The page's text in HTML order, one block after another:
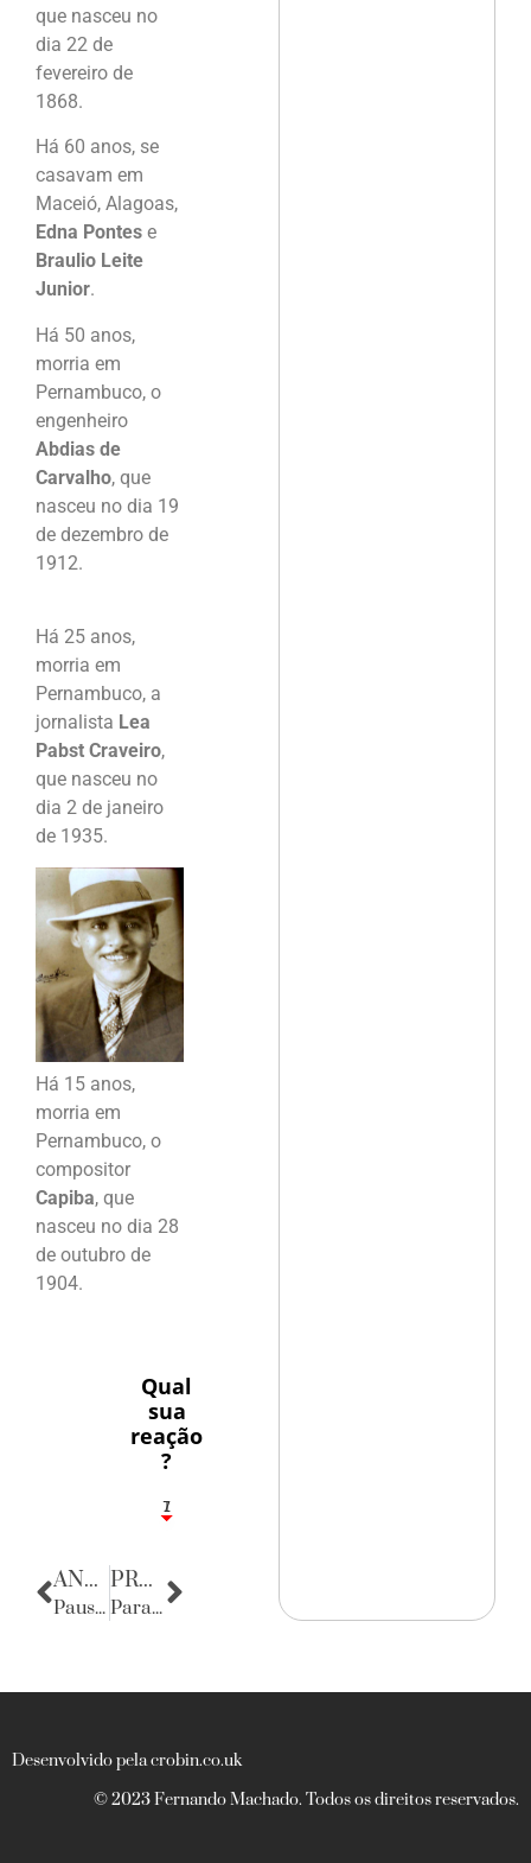
que nasceu no
dia 22 de
fevereiro de
1868.
Há 60 anos, se
casavam em
Maceió, Alagoas,
Edna Pontes e
Braulio Leite
Junior.
Há 50 anos,
morria em
Pernambuco, o
engenheiro
Abdias de
Carvalho, que
nasceu no dia 19
de dezembro de
1912.
Há 25 anos,
morria em
Pernambuco, a
jornalista Lea
Pabst Craveiro,
que nasceu no
dia 2 de janeiro
de 1935.
Há 15 anos,
morria em
Pernambuco, o
compositor
Capiba, que
nasceu no dia 28
de outubro de
1904.
Qual
sua
reação
?
1
7
ANTERIOR
Pausa poética
PRÓXIMA
Parabéns
Desenvolvido pela crobin.co.uk
© 2023 Fernando Machado. Todos os direitos reservados.